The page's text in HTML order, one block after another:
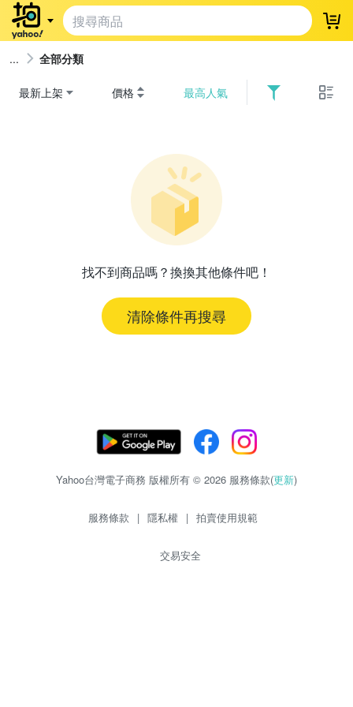
登
全部分類
最新上架 價格 最高人氣
找不到商品嗎？換換其他條件吧！
清除條件再搜尋
Yahoo台灣電子商務 版權所有 © 2026 服務條款(更新)
服務條款 | 隱私權 | 拍賣使用規範
交易安全